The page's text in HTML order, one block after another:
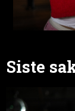
Siste